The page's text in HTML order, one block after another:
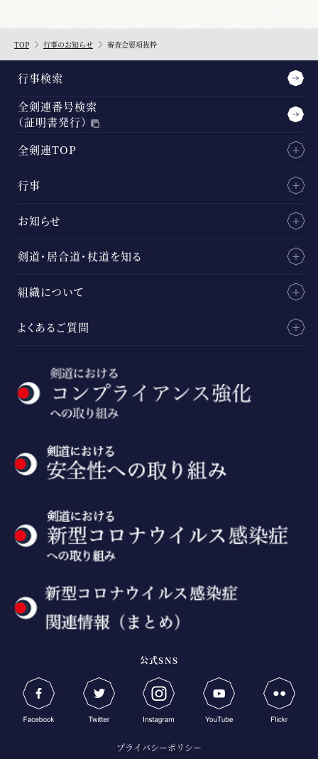
TOP 行事のお知らせ 審査会要項抜粋
行事検索
全剣連番号検索
（証明書発行）
全剣連TOP
行事
お知らせ
剣道・居合道・杖道を知る
組織について
よくあるご質問
公式SNS
プライバシーポリシー